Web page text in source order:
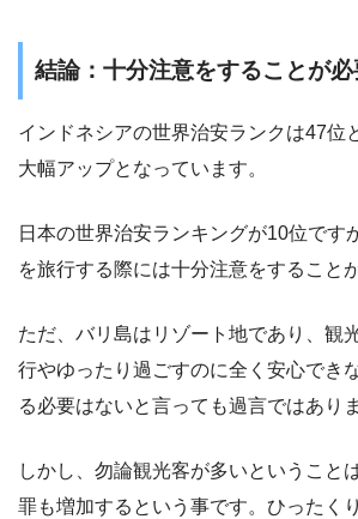
結論：十分注意をすることが必
インドネシアの世界治安ランクは47位
大幅アップとなっています。
日本の世界治安ランキングが10位です
を旅行する際には十分注意をすること
ただ、バリ島はリゾート地であり、観
行やゆったり過ごすのに全く安心でき
る必要はないと言っても過言ではあり
しかし、勿論観光客が多いということ
罪も増加するという事です。ひったく